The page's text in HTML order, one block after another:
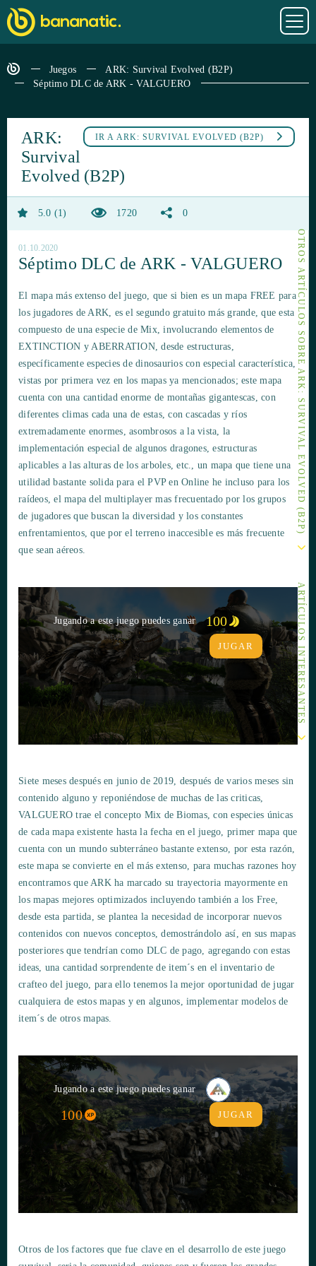
Juegos
ARK: Survival Evolved (B2P)
Séptimo DLC de ARK - VALGUERO
OTROS ARTÍCULOS SOBRE ARK: SURVIVAL EVOLVED (B2P)
ARTÍCULOS INTERESANTES
IR A ARK: SURVIVAL EVOLVED (B2P)
ARK:
Survival
Evolved (B2P)
5.0 1 1720 0
01.10.2020
Séptimo DLC de ARK - VALGUERO
El mapa más extenso del juego, que si bien es un mapa FREE para
los jugadores de ARK, es el segundo gratuito más grande, que esta
compuesto de una especie de Mix, involucrando elementos de
EXTINCTION y ABERRATION, desde estructuras,
específicamente especies de dinosaurios con especial característica,
vistas por primera vez en los mapas ya mencionados; este mapa
cuenta con una cantidad enorme de montañas gigantescas, con
diferentes climas cada una de estas, con cascadas y ríos
extremadamente enormes, asombrosos a la vista, la
implementación especial de algunos dragones, estructuras
aplicables a las alturas de los arboles, etc., un mapa que tiene una
utilidad bastante solida para el PVP en Online he incluso para los
raídeos, el mapa del multiplayer mas frecuentado por los grupos
de jugadores que buscan la diversidad y los constantes
enfrentamientos, que por el terreno inaccesible es más frecuente
que sean aéreos.
Jugando a este juego puedes ganar 100
JUGAR
Siete meses después en junio de 2019, después de varios meses sin
contenido alguno y reponiéndose de muchas de las criticas,
VALGUERO trae el concepto Mix de Biomas, con especies únicas
de cada mapa existente hasta la fecha en el juego, primer mapa que
cuenta con un mundo subterráneo bastante extenso, por esta razón,
este mapa se convierte en el más extenso, para muchas razones hoy
encontramos que ARK ha marcado su trayectoria mayormente en
los mapas mejores optimizados incluyendo también a los Free,
desde esta partida, se plantea la necesidad de incorporar nuevos
contenidos con nuevos conceptos, demostrándolo así, en sus mapas
posteriores que tendrían como DLC de pago, agregando con estas
ideas, una cantidad sorprendente de item´s en el inventario de
crafteo del juego, para ello tenemos la mejor oportunidad de jugar
cualquiera de estos mapas y en algunos, implementar modelos de
item´s de otros mapas.
Jugando a este juego puedes ganar
100 JUGAR
Otros de los factores que fue clave en el desarrollo de este juego